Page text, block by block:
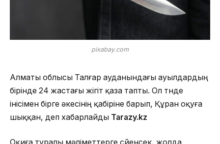
pixabay.com
Алматы облысы Талғар ауданындағы ауылдардың
бірінде 24 жастағы жігіт қаза тапты. Ол түнде
інісімен бірге әкесінің қабіріне барып, Құран оқуға
шыққан, деп хабарлайды Tarazy.kz